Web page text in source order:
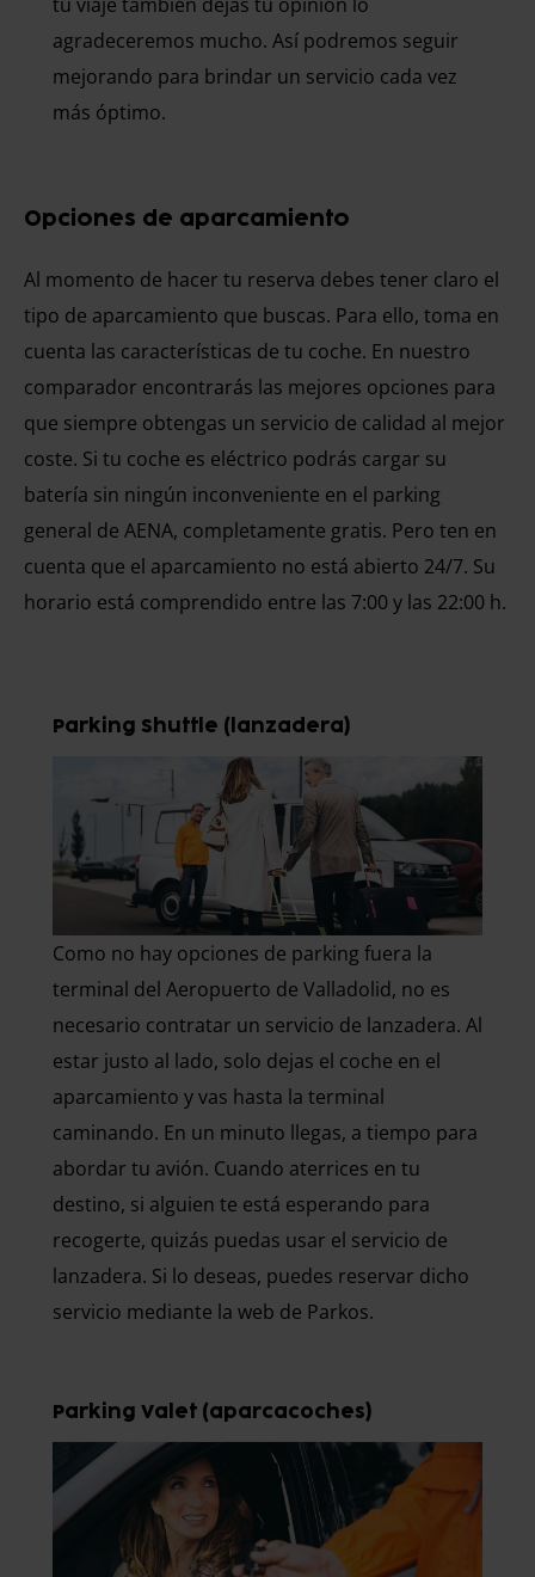
agradeceremos mucho. Así podremos seguir
mejorando para brindar un servicio cada vez
más óptimo.
Opciones de aparcamiento
Al momento de hacer tu reserva debes tener claro el
tipo de aparcamiento que buscas. Para ello, toma en
cuenta las características de tu coche. En nuestro
comparador encontrarás las mejores opciones para
que siempre obtengas un servicio de calidad al mejor
coste. Si tu coche es eléctrico podrás cargar su
batería sin ningún inconveniente en el parking
general de AENA, completamente gratis. Pero ten en
cuenta que el aparcamiento no está abierto 24/7. Su
horario está comprendido entre las 7:00 y las 22:00 h.
Parking Shuttle (lanzadera)
Como no hay opciones de parking fuera la
terminal del Aeropuerto de Valladolid, no es
necesario contratar un servicio de lanzadera. Al
estar justo al lado, solo dejas el coche en el
aparcamiento y vas hasta la terminal
caminando. En un minuto llegas, a tiempo para
abordar tu avión. Cuando aterrices en tu
destino, si alguien te está esperando para
recogerte, quizás puedas usar el servicio de
lanzadera. Si lo deseas, puedes reservar dicho
servicio mediante la web de Parkos.
Parking Valet (aparcacoches)